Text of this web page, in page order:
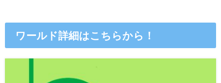
ワールド詳細はこちらから！